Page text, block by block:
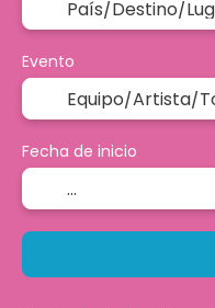
Evento
Fecha de inicio